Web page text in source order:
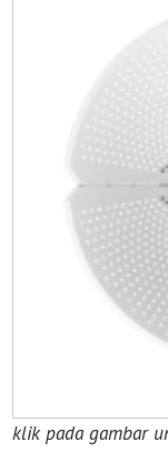
klik pada gambar